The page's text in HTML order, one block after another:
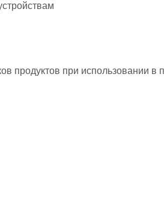
продуктов при использовании